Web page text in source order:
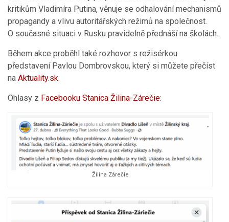
kritikům Vladimíra Putina, věnuje se odhalování mechanismů
propagandy a vlivu autoritářských režimů na společnost.
O současné situaci v Rusku pravidelně přednáší na školách.
Během akce proběhl také rozhovor s režisérkou
představení Pavlou Dombrovskou, který si můžete přečíst
na Aktuality.sk.
Ohlasy z Facebooku Stanica Žilina-Zárečie:
Žilina Zárečie